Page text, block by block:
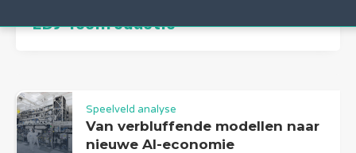
LDJ Techredactie
Speelveld analyse
Van verbluffende modellen naar
nieuwe AI-economie